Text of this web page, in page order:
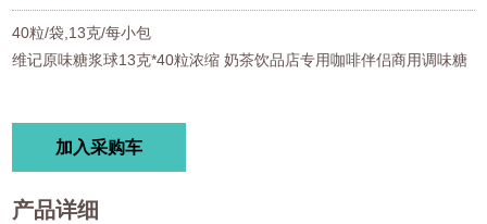
40粒/袋,13克/每小包
维记原味糖浆球13克*40粒浓缩 奶茶饮品店专用咖啡伴侣商用调味糖
加入采购车
产品详细